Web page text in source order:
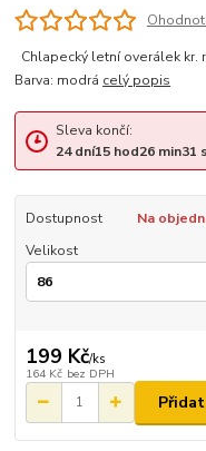
Chlapecký letní overálek kr.
Barva: modrá celý popis
Sleva končí:
24 dní15hod26min31
Dostupnost
Na
Velikost
199 Kč/ks
164 Kč bez DPH